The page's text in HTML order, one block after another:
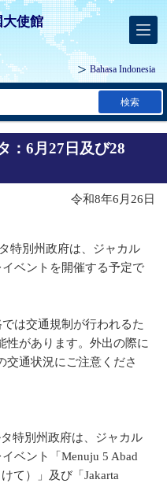
使館
Bahasa Indonesia
検索
：6月27日及び28
令和8年6月26日
特別州政府は、ジャカル
ベントを開催する予定で
は交通規制が行われるた
性があります。外出の際に
交通状況にご注意くださ
特別州政府は、ジャカル
ベント「Menuju 5 Abad
て）」及び「Jakarta